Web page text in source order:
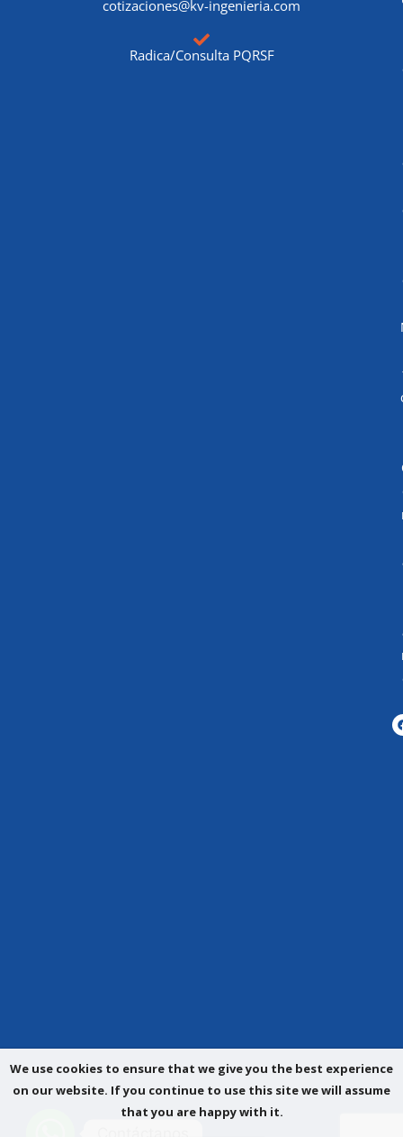
cotizaciones@kv-ingenieria.com
Radica/Consulta PQRSF
We use cookies to ensure that we give you the best experience
on our website. If you continue to use this site we will assume
that you are happy with it.